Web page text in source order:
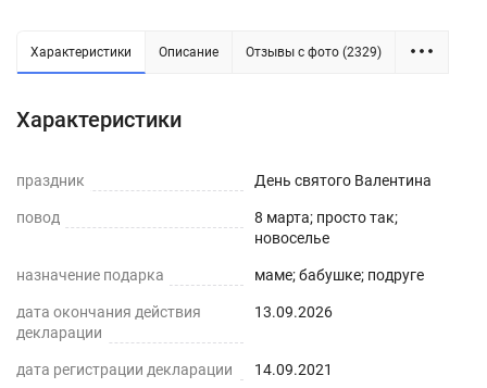
производства используется экологически
водонепроницаемости, нескользкости,
термостойкости (максимум до 70°С).
Характеристики Описание Отзывы с фото (2329)
Характеристики
праздник День святого Валентина
повод
8 марта; просто так;
новоселье
назначение подарка маме; бабушке; подруге
дата окончания действия
декларации
13.09.2026
дата регистрации декларации 14.09.2021